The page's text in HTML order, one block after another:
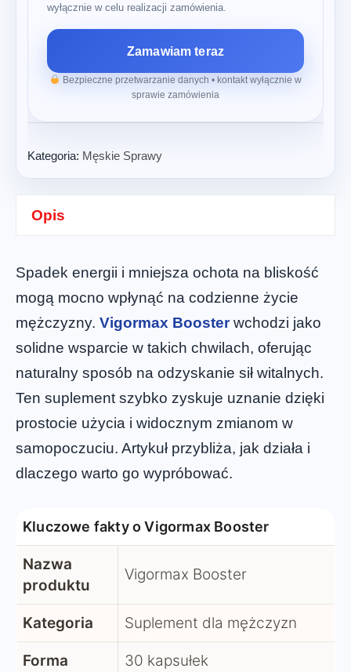
wyłącznie w celu realizacji zamówienia.
Zamawiam teraz
Bezpieczne przetwarzanie danych • kontakt wyłącznie w
sprawie zamówienia
Kategoria: Męskie Sprawy
Opis
Spadek energii i mniejsza ochota na bliskość
mogą mocno wpłynąć na codzienne życie
mężczyzny. Vigormax Boosterwchodzi jako
solidne wsparcie w takich chwilach, oferując
naturalny sposób na odzyskanie sił witalnych.
Ten suplement szybko zyskuje uznanie dzięki
prostocie użycia i widocznym zmianom w
samopoczuciu. Artykuł przybliża, jak działa i
dlaczego warto go wypróbować.
Kluczowe fakty o Vigormax Booster
Nazwa
produktu
Vigormax Booster
Kategoria Suplement dla mężczyzn
Forma 30 kapsułek